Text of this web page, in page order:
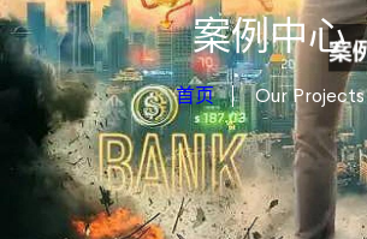
案例中心
首页 Our Projects